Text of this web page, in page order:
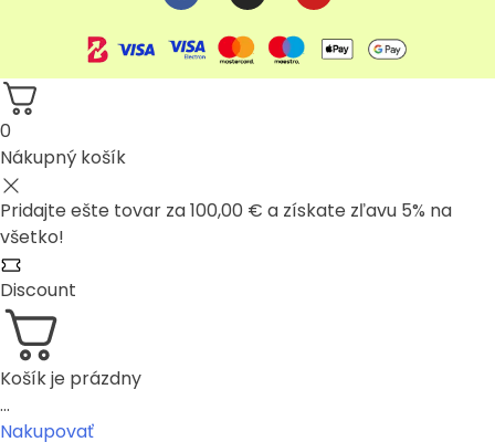
0
Nákupný košík
Pridajte ešte tovar za100,00 € a získate zľavu 5% na
všetko!
Discount
Košík je prázdny
...
Nakupovať